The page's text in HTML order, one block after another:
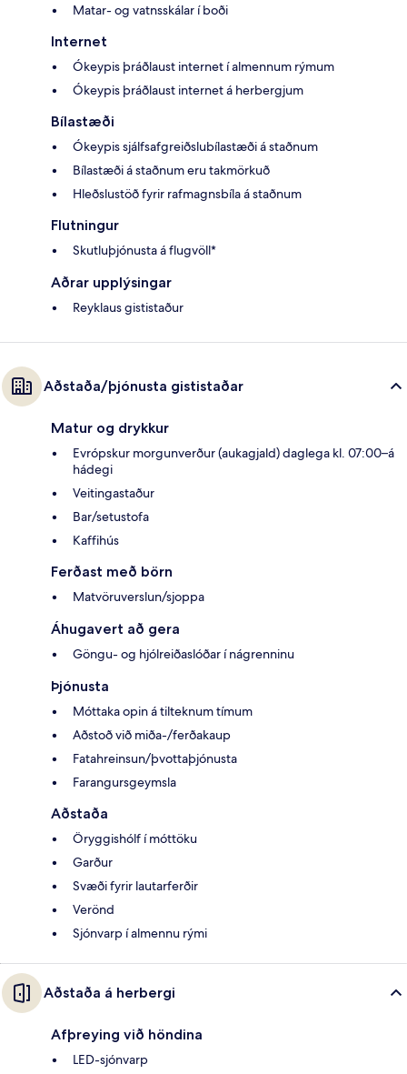
Matar- og vatnsskálar í boði
Internet
Ókeypis þráðlaust internet í almennum rýmum
Ókeypis þráðlaust internet á herbergjum
Bílastæði
Ókeypis sjálfsafgreiðslubílastæði á staðnum
Bílastæði á staðnum eru takmörkuð
Hleðslustöð fyrir rafmagnsbíla á staðnum
Flutningur
Skutluþjónusta á flugvöll*
Aðrar upplýsingar
Reyklaus gististaður
Aðstaða/þjónusta gististaðar
Matur og drykkur
Evrópskur morgunverður (aukagjald) daglega kl. 07:00–á
hádegi
Veitingastaður
Bar/setustofa
Kaffihús
Ferðast með börn
Matvöruverslun/sjoppa
Áhugavert að gera
Göngu- og hjólreiðaslóðar í nágrenninu
Þjónusta
Móttaka opin á tilteknum tímum
Aðstoð við miða-/ferðakaup
Fatahreinsun/þvottaþjónusta
Farangursgeymsla
Aðstaða
Öryggishólf í móttöku
Garður
Svæði fyrir lautarferðir
Verönd
Sjónvarp í almennu rými
Aðstaða á herbergi
Afþreying við höndina
LED-sjónvarp